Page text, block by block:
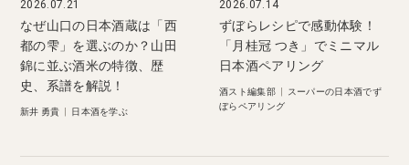
2026.07.21
なぜ山口の日本酒蔵は「西
都の雫」を選ぶのか？山田
錦に並ぶ酒米の特徴、歴
史、系譜を解説！
新井 勇貴 日本酒を学ぶ
2026.07.14
ずぼらレシピで感動体験！
「月桂冠 つき」でミニマル
日本酒ペアリング
酒スト編集部
スーパーの日本酒でず
ぼらペアリング